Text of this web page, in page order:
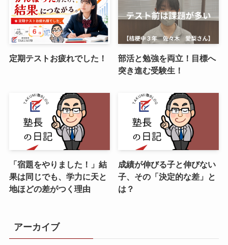
定期テストお疲れでした！
部活と勉強を両立！目標へ
突き進む受験生！
「宿題をやりました！」結
果は同じでも、学力に天と
地ほどの差がつく理由
成績が伸びる子と伸びない
子、その「決定的な差」と
は？
アーカイブ